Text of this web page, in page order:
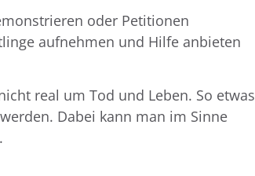
oder Petitionen
aufnehmen und Hilfe anbieten
real um Tod und Leben. So etwas
Dabei kann man im Sinne